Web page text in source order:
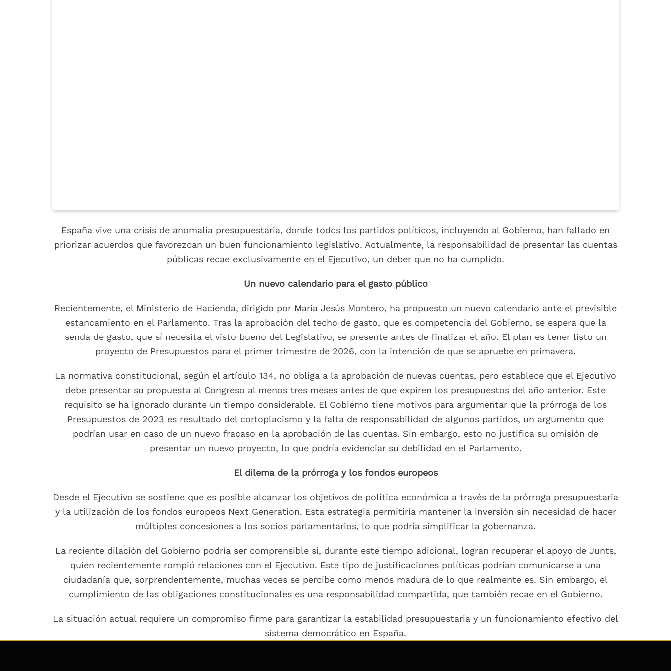
España vive una crisis de anomalía presupuestaria, donde todos los partidos políticos, incluyendo al Gobierno, han fallado en
priorizar acuerdos que favorezcan un buen funcionamiento legislativo. Actualmente, la responsabilidad de presentar las cuentas
públicas recae exclusivamente en el Ejecutivo, un deber que no ha cumplido.
Un nuevo calendario para el gasto público
Recientemente, el Ministerio de Hacienda, dirigido por María Jesús Montero, ha propuesto un nuevo calendario ante el previsible
estancamiento en el Parlamento. Tras la aprobación del techo de gasto, que es competencia del Gobierno, se espera que la
senda de gasto, que sí necesita el visto bueno del Legislativo, se presente antes de finalizar el año. El plan es tener listo un
proyecto de Presupuestos para el primer trimestre de 2026, con la intención de que se apruebe en primavera.
La normativa constitucional, según el artículo 134, no obliga a la aprobación de nuevas cuentas, pero establece que el Ejecutivo
debe presentar su propuesta al Congreso al menos tres meses antes de que expiren los presupuestos del año anterior. Este
requisito se ha ignorado durante un tiempo considerable. El Gobierno tiene motivos para argumentar que la prórroga de los
Presupuestos de 2023 es resultado del cortoplacismo y la falta de responsabilidad de algunos partidos, un argumento que
podrían usar en caso de un nuevo fracaso en la aprobación de las cuentas. Sin embargo, esto no justifica su omisión de
presentar un nuevo proyecto, lo que podría evidenciar su debilidad en el Parlamento.
El dilema de la prórroga y los fondos europeos
Desde el Ejecutivo se sostiene que es posible alcanzar los objetivos de política económica a través de la prórroga presupuestaria
y la utilización de los fondos europeos Next Generation. Esta estrategia permitiría mantener la inversión sin necesidad de hacer
múltiples concesiones a los socios parlamentarios, lo que podría simplificar la gobernanza.
La reciente dilación del Gobierno podría ser comprensible si, durante este tiempo adicional, logran recuperar el apoyo de Junts,
quien recientemente rompió relaciones con el Ejecutivo. Este tipo de justificaciones políticas podrían comunicarse a una
ciudadanía que, sorprendentemente, muchas veces se percibe como menos madura de lo que realmente es. Sin embargo, el
cumplimiento de las obligaciones constitucionales es una responsabilidad compartida, que también recae en el Gobierno.
La situación actual requiere un compromiso firme para garantizar la estabilidad presupuestaria y un funcionamiento efectivo del
sistema democrático en España.